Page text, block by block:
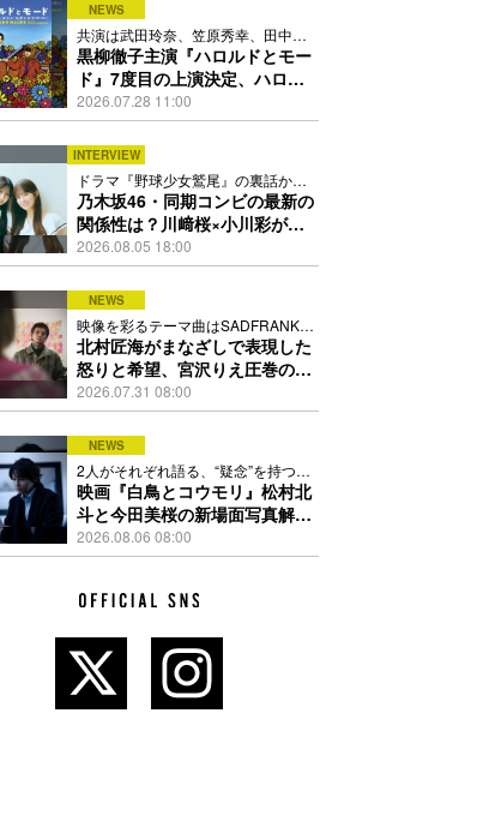
NEWS
共演は武田玲奈、笠原秀幸、田中要
次、井川遥
黒柳徹子主演『ハロルドとモー
ド』7度目の上演決定、ハロル
ド役はKEY TO LIT岩﨑大昇
2026.07.28 11:00
INTERVIEW
ドラマ『野球少女鷲尾』の裏話から
隠れた素顔にたっぷり迫る
乃木坂46・同期コンビの最新の
関係性は？川﨑桜×小川彩が明
かす互いの推しポイント
2026.08.05 18:00
NEWS
映像を彩るテーマ曲はSADFRANKが
歌う「愛の讃歌」カバー
北村匠海がまなざしで表現した
怒りと希望、宮沢りえ圧巻の演
技が光る『しびれ』90秒予告解
禁
2026.07.31 08:00
NEWS
2人がそれぞれ語る、“疑念”を持つこ
との苦しさとは
映画『白鳥とコウモリ』松村北
斗と今田美桜の新場面写真解
禁、事件前後で一変する表情捉
えた全4点
2026.08.06 08:00